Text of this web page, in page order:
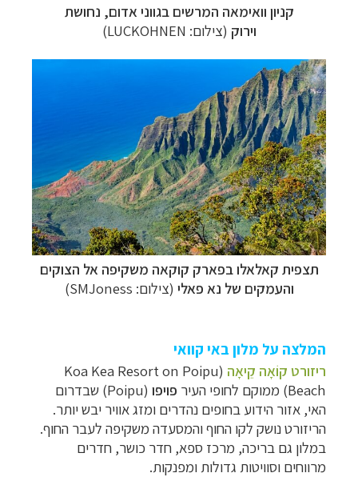
קניון וואימאה המרשים בגווני אדום, נחושת
וירוק (צילום: LUCKOHNEN)
תצפית קאלאלו בפארק קוקאה משקיפה אל הצוקים
והעמקים של נא פאלי (צילום: SMJoness)
המלצה על מלון באי קוואי
ריזורט קוֹאָה קֵיאָה (Koa Kea Resort on Poipu
Beach) ממוקם לחופי העיר פויפו (
Poipu) שבדרום
האי, אזור הידוע בחופים נהדרים ומזג אוויר יבש יותר.
הריזורט נושק לקו החוף והמסעדה משקיפה לעבר החוף.
במלון גם בריכה, מרכז ספא, חדר כושר, חדרים
מרווחים וסוויטות גדולות ומפנקות.